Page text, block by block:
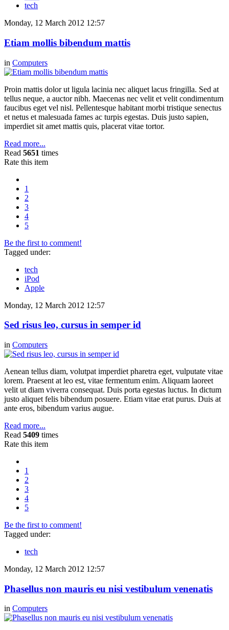
tech
Monday, 12 March 2012 12:57
Etiam mollis bibendum mattis
in Computers
Proin mattis dolor ut ligula lacinia nec aliquet lacus fringilla. Sed at
tellus neque, a auctor nibh. Maecenas nec velit et velit condimentum
faucibus eget vel nisl. Pellentesque habitant morbi tristique senectus
et netus et malesuada fames ac turpis egestas. Duis justo sapien,
imperdiet sit amet mattis quis, placerat vitae tortor.
Read more...
Read 5651 times
Rate this item
1
2
3
4
5
Be the first to comment!
Tagged under:
tech
iPod
Apple
Monday, 12 March 2012 12:57
Sed risus leo, cursus in semper id
in Computers
Aenean tellus diam, volutpat imperdiet pharetra eget, vulputate vitae
lorem. Praesent at leo est, vitae fermentum enim. Aliquam laoreet
velit ut diam viverra consequat. Duis porta egestas luctus. In dictum
justo aliquet felis bibendum posuere. Etiam vitae erat purus. Duis at
ante eros, bibendum varius augue.
Read more...
Read 5409 times
Rate this item
1
2
3
4
5
Be the first to comment!
Tagged under:
tech
Monday, 12 March 2012 12:57
Phasellus non mauris eu nisi vestibulum venenatis
in Computers